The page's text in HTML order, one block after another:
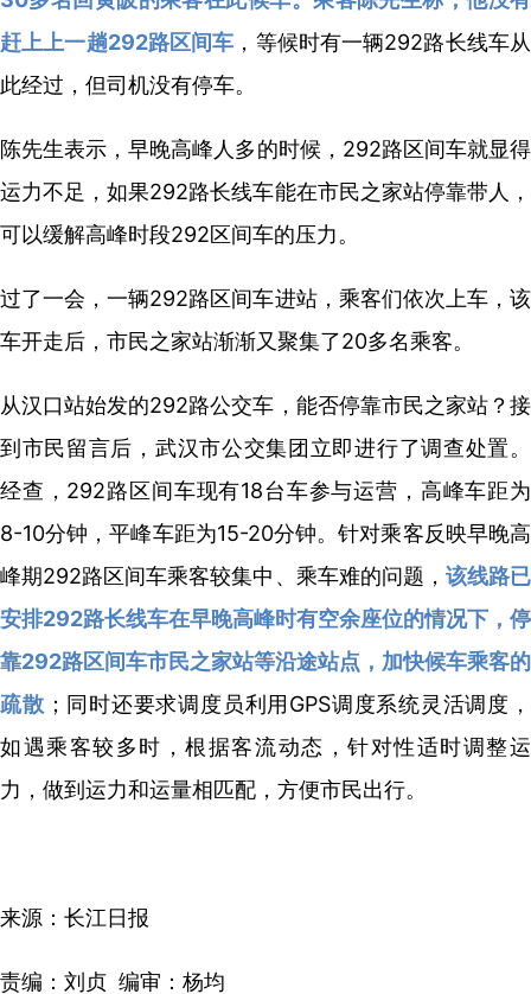
赶上上一趟292路区间车 ，等候时有一辆292路长线车从
此经过，但司机没有停车。
陈先生表示，早晚高峰人多的时候，292路区间车就显得
运力不足，如果292路长线车能在市民之家站停靠带人，
可以缓解高峰时段292区间车的压力。
过了一会，一辆292路区间车进站，乘客们依次上车，该
车开走后，市民之家站渐渐又聚集了20多名乘客。
从汉口站始发的292路公交车，能否停靠市民之家站？接
到市民留言后，武汉市公交集团立即进行了调查处置。
经查，292路区间车现有18台车参与运营，高峰车距为
8-10分钟，平峰车距为15-20分钟。针对乘客反映早晚高
峰期292路区间车乘客较集中、乘车难的问题， 该线路已
安排292路长线车在早晚高峰时有空余座位的情况下，停
靠292路区间车市民之家站等沿途站点，加快候车乘客的
疏散 ；同时还要求调度员利用GPS调度系统灵活调度，
如遇乘客较多时，根据客流动态，针对性适时调整运
力，做到运力和运量相匹配，方便市民出行。
来源：长江日报
责编：刘贞 编审：杨均